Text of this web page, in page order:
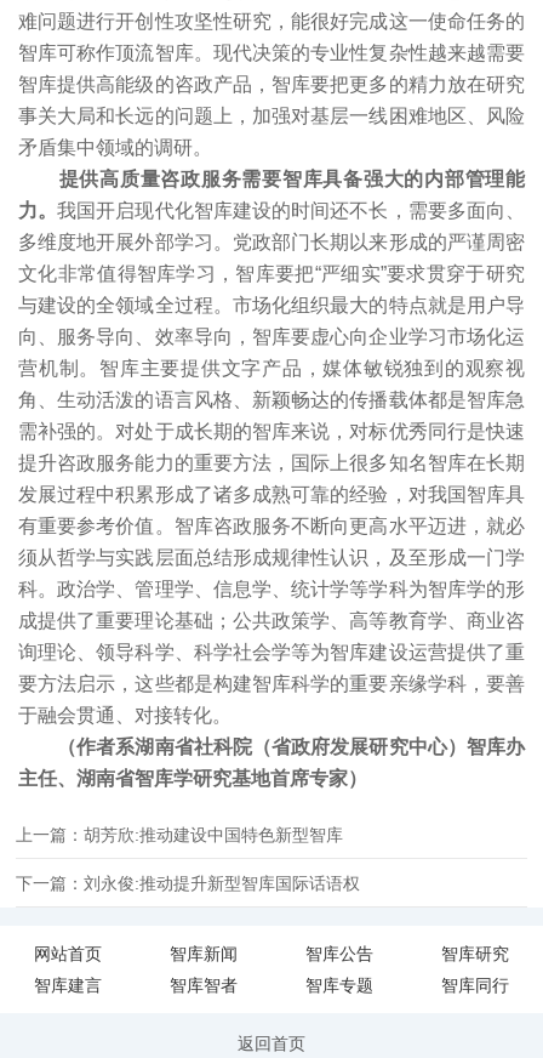
难问题进行开创性攻坚性研究，能很好完成这一使命任务的
智库可称作顶流智库。现代决策的专业性复杂性越来越需要
智库提供高能级的咨政产品，智库要把更多的精力放在研究
事关大局和长远的问题上，加强对基层一线困难地区、风险
矛盾集中领域的调研。
提供高质量咨政服务需要智库具备强大的内部管理能
力。我国开启现代化智库建设的时间还不长，需要多面向、
多维度地开展外部学习。党政部门长期以来形成的严谨周密
文化非常值得智库学习，智库要把“严细实”要求贯穿于研究
与建设的全领域全过程。市场化组织最大的特点就是用户导
向、服务导向、效率导向，智库要虚心向企业学习市场化运
营机制。智库主要提供文字产品，媒体敏锐独到的观察视
角、生动活泼的语言风格、新颖畅达的传播载体都是智库急
需补强的。对处于成长期的智库来说，对标优秀同行是快速
提升咨政服务能力的重要方法，国际上很多知名智库在长期
发展过程中积累形成了诸多成熟可靠的经验，对我国智库具
有重要参考价值。智库咨政服务不断向更高水平迈进，就必
须从哲学与实践层面总结形成规律性认识，及至形成一门学
科。政治学、管理学、信息学、统计学等学科为智库学的形
成提供了重要理论基础；公共政策学、高等教育学、商业咨
询理论、领导科学、科学社会学等为智库建设运营提供了重
要方法启示，这些都是构建智库科学的重要亲缘学科，要善
于融会贯通、对接转化。
（作者系湖南省社科院（省政府发展研究中心）智库办
主任、湖南省智库学研究基地首席专家）
上一篇：胡芳欣:推动建设中国特色新型智库
下一篇：刘永俊:推动提升新型智库国际话语权
网站首页 智库新闻 智库公告
智库研究
智库建言
智库智者 智库专题 智库同行
返回首页